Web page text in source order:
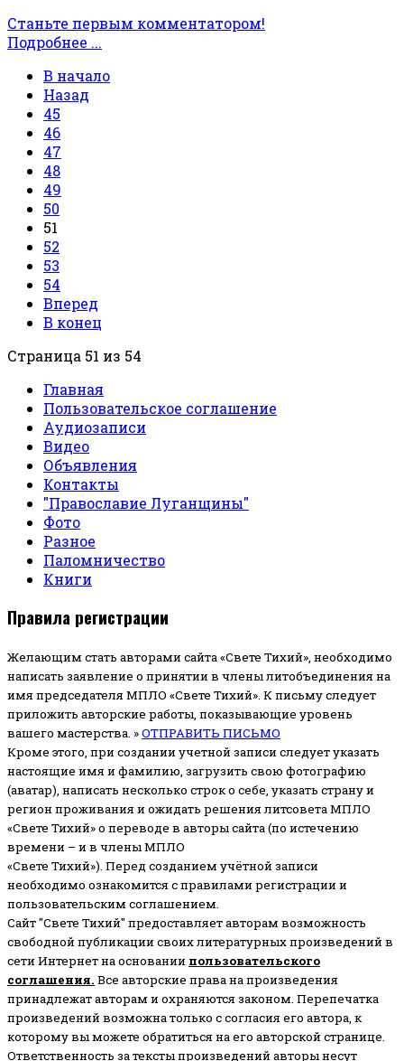
Станьте первым комментатором!
Подробнее ...
В начало
Назад
45
46
47
48
49
50
51
52
53
54
Вперед
В конец
Страница 51 из 54
Главная
Пользовательское соглашение
Аудиозаписи
Видео
Объявления
Контакты
"Православие Луганщины"
Фото
Разное
Паломничество
Книги
Правила регистрации
Желающим стать авторами сайта «Свете Тихий», необходимо
написать заявление о принятии в члены литобъединения на
имя председателя МПЛО «Свете Тихий». К письму следует
приложить авторские работы, показывающие уровень
вашего мастерства. »ОТПРАВИТЬ ПИСЬМО
Кроме этого, при создании учетной записи следует указать
настоящие имя и фамилию, загрузить свою фотографию
(аватар), написать несколько строк о себе, указать страну и
регион проживания и ожидать решения литсовета МПЛО
«Свете Тихий» о переводе в авторы сайта (по истечению
времени – и в члены МПЛО
«Свете Тихий»). Перед созданием учётной записи
необходимо ознакомится с правилами регистрации и
пользовательским соглашением.
Сайт "Свете Тихий" предоставляет авторам возможность
свободной публикации своих литературных произведений в
сети Интернет на основании пользовательского
соглашения. Все авторские права на произведения
принадлежат авторам и охраняются законом. Перепечатка
произведений возможна только с согласия его автора, к
которому вы можете обратиться на его авторской странице.
Ответственность за тексты произведений авторы несут